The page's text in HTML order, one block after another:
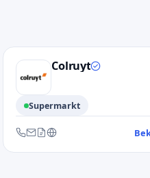
en websiteDelhaize
Colruyt
Supermarkt
Bereikbaar via telefoon, e-mail,